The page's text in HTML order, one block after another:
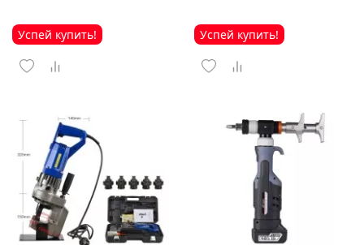
Успей купить! Успей купить!